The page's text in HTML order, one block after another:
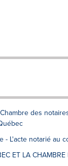
des
- L'acte notarié au
ET LA CHAMBRE